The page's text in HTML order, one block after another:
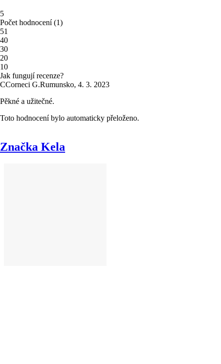
5
Počet hodnocení(1)
51
40
30
20
10
Jak fungují recenze?
CCorneci G.Rumunsko, 4. 3. 2023
Pěkné a užitečné.
Toto hodnocení bylo automaticky přeloženo.
Značka Kela